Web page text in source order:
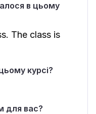
в цьому
The class is
курсі?
для вас?